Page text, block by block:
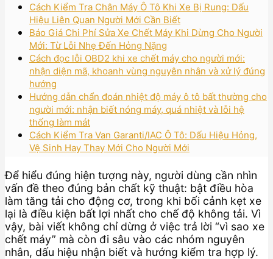
Cách Kiểm Tra Chân Máy Ô Tô Khi Xe Bị Rung: Dấu
Hiệu Liên Quan Người Mới Cần Biết
Báo Giá Chi Phí Sửa Xe Chết Máy Khi Dừng Cho Người
Mới: Từ Lỗi Nhẹ Đến Hỏng Nặng
Cách đọc lỗi OBD2 khi xe chết máy cho người mới:
nhận diện mã, khoanh vùng nguyên nhân và xử lý đúng
hướng
Hướng dẫn chẩn đoán nhiệt độ máy ô tô bất thường cho
người mới: nhận biết nóng máy, quá nhiệt và lỗi hệ
thống làm mát
Cách Kiểm Tra Van Garanti/IAC Ô Tô: Dấu Hiệu Hỏng,
Vệ Sinh Hay Thay Mới Cho Người Mới
Để hiểu đúng hiện tượng này, người dùng cần nhìn
vấn đề theo đúng bản chất kỹ thuật: bật điều hòa
làm tăng tải cho động cơ, trong khi bối cảnh kẹt xe
lại là điều kiện bất lợi nhất cho chế độ không tải. Vì
vậy, bài viết không chỉ dừng ở việc trả lời “vì sao xe
chết máy” mà còn đi sâu vào các nhóm nguyên
nhân, dấu hiệu nhận biết và hướng kiểm tra hợp lý.